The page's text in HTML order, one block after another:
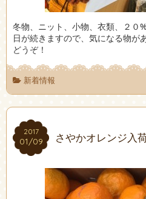
冬物、ニット、小物、衣類、２０
日が続きますので、気になる物が
どうぞ！
新着情報
2017
01/09
2017
01/09 さやかオレンジ入